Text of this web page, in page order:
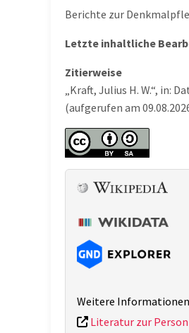
Berichte zur
Letzte inhaltliche
Zitierweise
„Kraft, Julius H. W.“, in:
(aufgerufen am
Weitere Informationen
Literatur zur Person